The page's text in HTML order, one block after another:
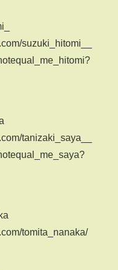
suzuki_hitomi__
tanizaki_saya__
tomita_nanaka/